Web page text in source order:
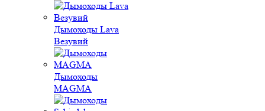
Дымоходы Lava
Везувий
Дымоходы
MAGMA